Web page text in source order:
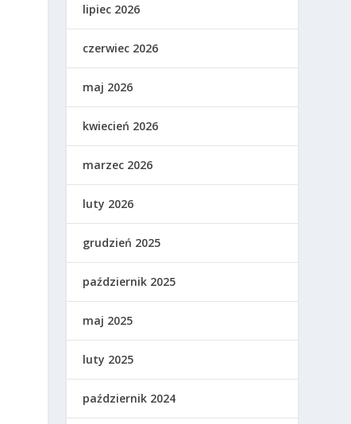
lipiec 2026
czerwiec 2026
maj 2026
kwiecień 2026
marzec 2026
luty 2026
grudzień 2025
październik 2025
maj 2025
luty 2025
październik 2024